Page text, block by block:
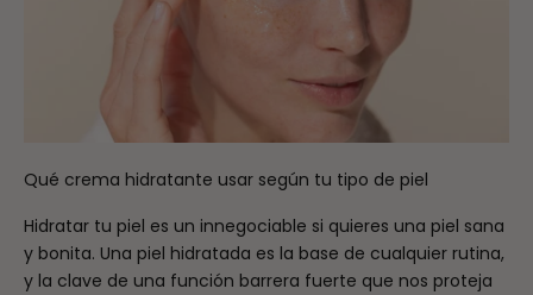
Qué crema hidratante usar según tu tipo de piel
Hidratar tu piel es un innegociable si quieres una piel sana
y bonita. Una piel hidratada es la base de cualquier rutina,
y la clave de una función barrera fuerte que nos proteja